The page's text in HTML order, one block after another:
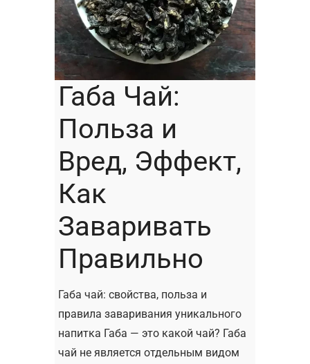
Габа Чай:
Польза и
Вред, Эффект,
Как
Заваривать
Правильно
Габа чай: свойства, польза и
правила заваривания уникального
напитка Габа — это какой чай? Габа
чай не является отдельным видом